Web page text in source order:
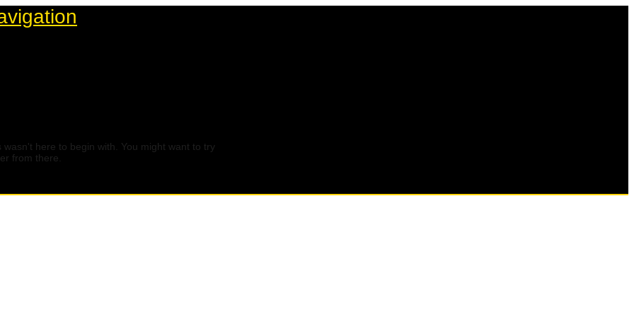
here to begin with. You might want to try
from there.